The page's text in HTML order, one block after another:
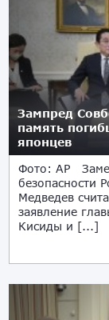
Зампред
память
японцев
Фото: АР
безопасности
Медведев
заявление
Кисиды и [...]